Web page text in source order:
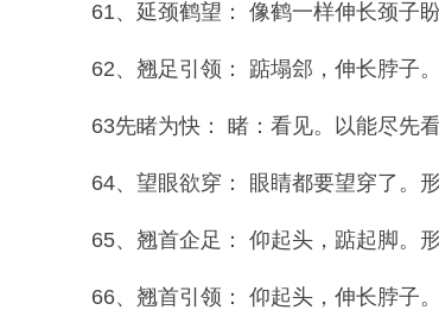
61、延颈鹤望： 像鹤一样伸长颈子盼
62、翘足引领： 踮塌郐，伸长脖子。
63先睹为快： 睹：看见。以能尽先看
64、望眼欲穿： 眼睛都要望穿了。形
65、翘首企足： 仰起头，踮起脚。形
66、翘首引领： 仰起头，伸长脖子。